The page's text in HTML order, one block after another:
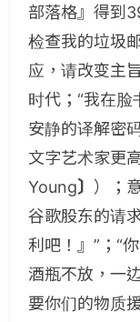
部落格』得到
检查我的垃圾
应，请改变主
时代；“我在脸
安静的译解密
文字艺术家更
Young〕 ）；
谷歌股东的请
利吧！』”；“
酒瓶不放，一
要你们的物质